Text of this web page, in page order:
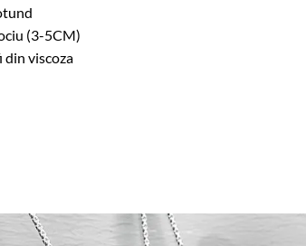
(3-5CM)
viscoza